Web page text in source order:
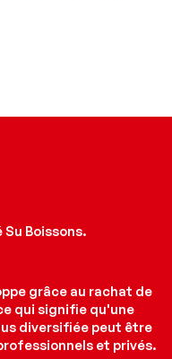
Boissons.
grâce au rachat de
qui signifie qu'une
diversifiée peut être
et privés.